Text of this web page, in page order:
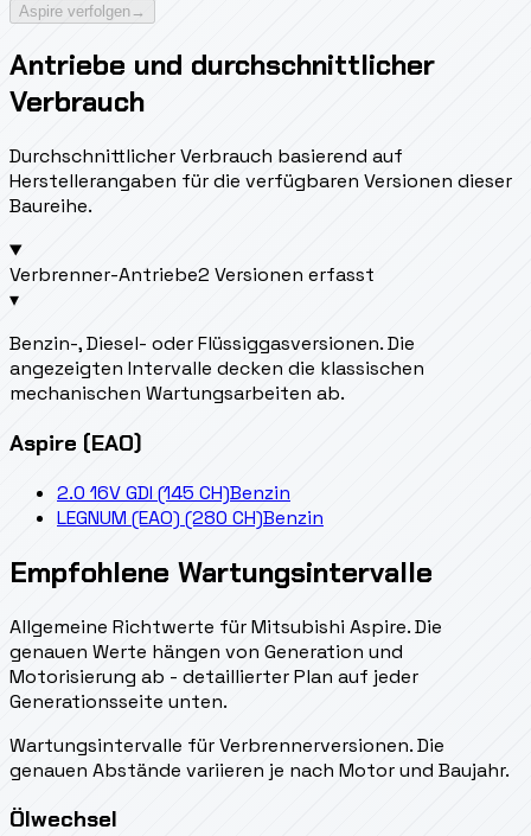
Aspire verfolgen→
Antriebe und durchschnittlicher
Verbrauch
Durchschnittlicher Verbrauch basierend auf
Herstellerangaben für die verfügbaren Versionen dieser
Baureihe.
Verbrenner-Antriebe2 Versionen erfasst
▾
Benzin-, Diesel- oder Flüssiggasversionen. Die
angezeigten Intervalle decken die klassischen
mechanischen Wartungsarbeiten ab.
Aspire (EAO)
2.0 16V GDI (145 CH)Benzin
LEGNUM (EAO) (280 CH)Benzin
Empfohlene Wartungsintervalle
Allgemeine Richtwerte für Mitsubishi Aspire. Die
genauen Werte hängen von Generation und
Motorisierung ab - detaillierter Plan auf jeder
Generationsseite unten.
Wartungsintervalle für Verbrennerversionen. Die
genauen Abstände variieren je nach Motor und Baujahr.
Ölwechsel